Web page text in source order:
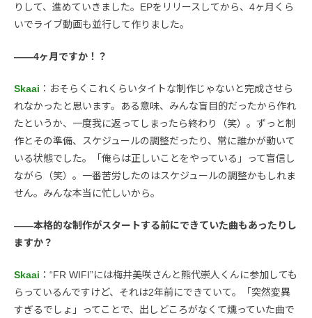
りして、進めていきました。EPをリリースしてから、4ヶ月くら
いでライブ動画も並行して作りました。
――4ヶ月ですか！？
Skaai ：おそらくこれくらいタイトな制作じゃないと完成させら
れなかったと思います。ある意味、みんな盲目的だったから作れ
たというか、一度我に返ってしまったら終わり（笑）。ずっと制
作とその準備、スケジュールの調整だったり、常に誰かが動いて
いる状態でした。「俺らは正しいことをやっている」って盲信し
ながら（笑）。一番苦労したのはスケジュールの調整かもしれま
せん。みんな本当に忙しいから。
――本格的な制作がスタートする前にできていた曲もあったりし
ますか？
Skaai ：“FR WIFI”には梅井美咲さんと熊代崇人くんに参加しても
らっているんですけど、それは2年前にできていて。「突然変異
すぎるでしょ」ってことで、出しどころがなくて燻っていた曲で